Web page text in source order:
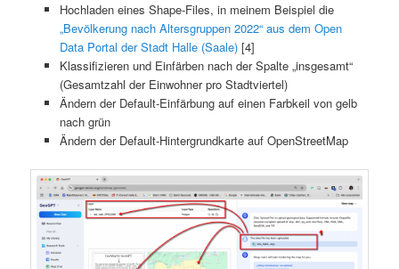
Hochladen eines Shape-Files, in meinem Beispiel die
„Bevölkerung nach Altersgruppen 2022“ aus dem Open
Data Portal der Stadt Halle (Saale)[4]
Klassifizieren und Einfärben nach der Spalte „insgesamt“
(Gesamtzahl der Einwohner pro Stadtviertel)
Ändern der Default-Einfärbung auf einen Farbkeil von gelb
nach grün
Ändern der Default-Hintergrundkarte auf OpenStreetMap